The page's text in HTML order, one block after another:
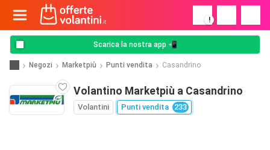
!
Scarica la nostra app 📲
Negozi Marketpiù Punti vendita Casandrino
Volantino Marketpiù a Casandrino
Volantini Punti vendita 233